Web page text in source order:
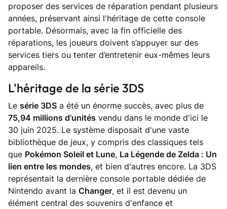
proposer des services de réparation pendant plusieurs
années, préservant ainsi l'héritage de cette console
portable. Désormais, avec la fin officielle des
réparations, les joueurs doivent s’appuyer sur des
services tiers ou tenter d’entretenir eux-mêmes leurs
appareils.
L'héritage de la série 3DS
Le série 3DS a été un énorme succès, avec plus de
75,94 millions d'unités vendu dans le monde d'ici le
30 juin 2025. Le système disposait d'une vaste
bibliothèque de jeux, y compris des classiques tels
que Pokémon Soleil et Lune, La Légende de Zelda : Un
lien entre les mondes, et bien d'autres encore. La 3DS
représentait la dernière console portable dédiée de
Nintendo avant la Changer, et il est devenu un
élément central des souvenirs d'enfance et